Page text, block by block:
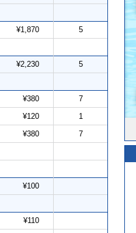
¥1,870 5
¥2,230 5
¥380 7
¥120 1
¥380 7
¥100
¥110